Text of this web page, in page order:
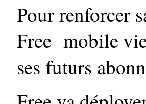
Pour renforcer
Free mobile
ses futurs